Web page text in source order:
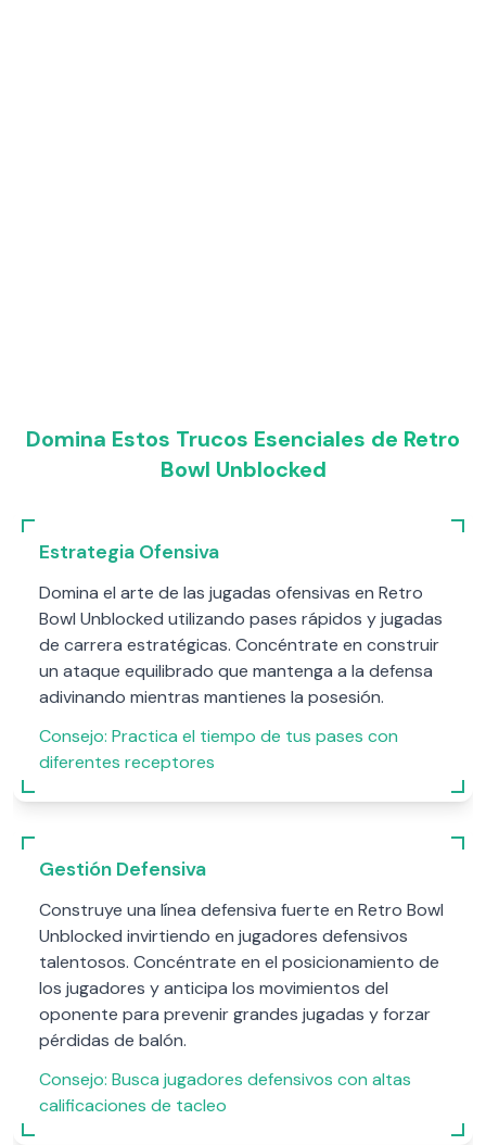
Domina Estos Trucos Esenciales de Retro
Bowl Unblocked
Estrategia Ofensiva
Domina el arte de las jugadas ofensivas en Retro
Bowl Unblocked utilizando pases rápidos y jugadas
de carrera estratégicas. Concéntrate en construir
un ataque equilibrado que mantenga a la defensa
adivinando mientras mantienes la posesión.
Consejo: Practica el tiempo de tus pases con
diferentes receptores
Gestión Defensiva
Construye una línea defensiva fuerte en Retro Bowl
Unblocked invirtiendo en jugadores defensivos
talentosos. Concéntrate en el posicionamiento de
los jugadores y anticipa los movimientos del
oponente para prevenir grandes jugadas y forzar
pérdidas de balón.
Consejo: Busca jugadores defensivos con altas
calificaciones de tacleo